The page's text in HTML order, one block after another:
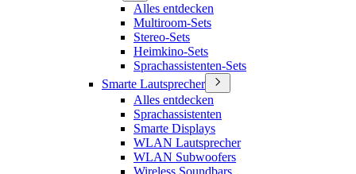
Alles entdecken
Multiroom-Sets
Stereo-Sets
Heimkino-Sets
Sprachassistenten-Sets
Smarte Lautsprecher
Alles entdecken
Sprachassistenten
Smarte Displays
WLAN Lautsprecher
WLAN Subwoofers
Wireless Soundbars